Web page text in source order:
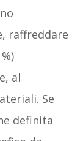
raffreddare
al
Se
definita